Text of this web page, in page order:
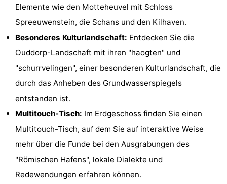
van
Valleien
Soeten
Blick
Zeeland
Kust
Zonnedorp
Hof
Zimmer
Elemente wie den Motteheuvel mit Schloss
Spreeuwenstein, die Schans und den Kilhaven.
Besonderes Kulturlandschaft: Entdecken Sie die
Ouddorp-Landschaft mit ihren "haogten" und
"schurrvelingen", einer besonderen Kulturlandschaft, die
durch das Anheben des Grundwasserspiegels
entstanden ist.
Multitouch-Tisch: Im Erdgeschoss finden Sie einen
Multitouch-Tisch, auf dem Sie auf interaktive Weise
mehr über die Funde bei den Ausgrabungen des
"Römischen Hafens", lokale Dialekte und
Redewendungen erfahren können.